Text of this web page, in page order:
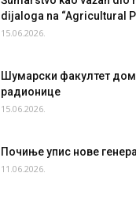
dijaloga na “Agricultural
15.06.2026.
Шумарски факултет
радионице
15.06.2026.
Почиње упис нове
11.06.2026.